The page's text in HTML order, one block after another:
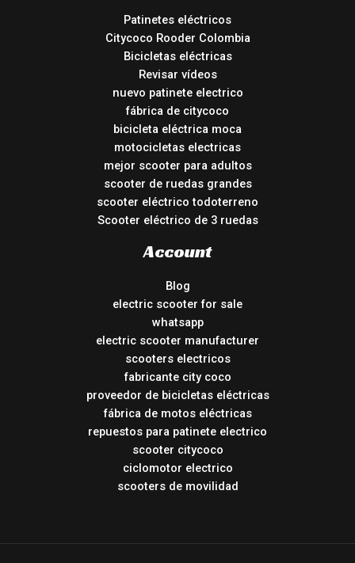
Patinetes eléctricos
Citycoco Rooder Colombia
Bicicletas eléctricas
Revisar vídeos
nuevo patinete electrico
fábrica de citycoco
bicicleta eléctrica moca
motocicletas electricas
mejor scooter para adultos
scooter de ruedas grandes
scooter eléctrico todoterreno
Scooter eléctrico de 3 ruedas
Account
Blog
electric scooter for sale
whatsapp
electric scooter manufacturer
scooters electricos
fabricante city coco
proveedor de bicicletas eléctricas
fábrica de motos eléctricas
repuestos para patinete electrico
scooter citycoco
ciclomotor electrico
scooters de movilidad